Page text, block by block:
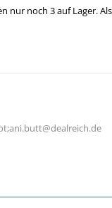
nur noch 3 auf Lager.
ani.butt@dealreich.de